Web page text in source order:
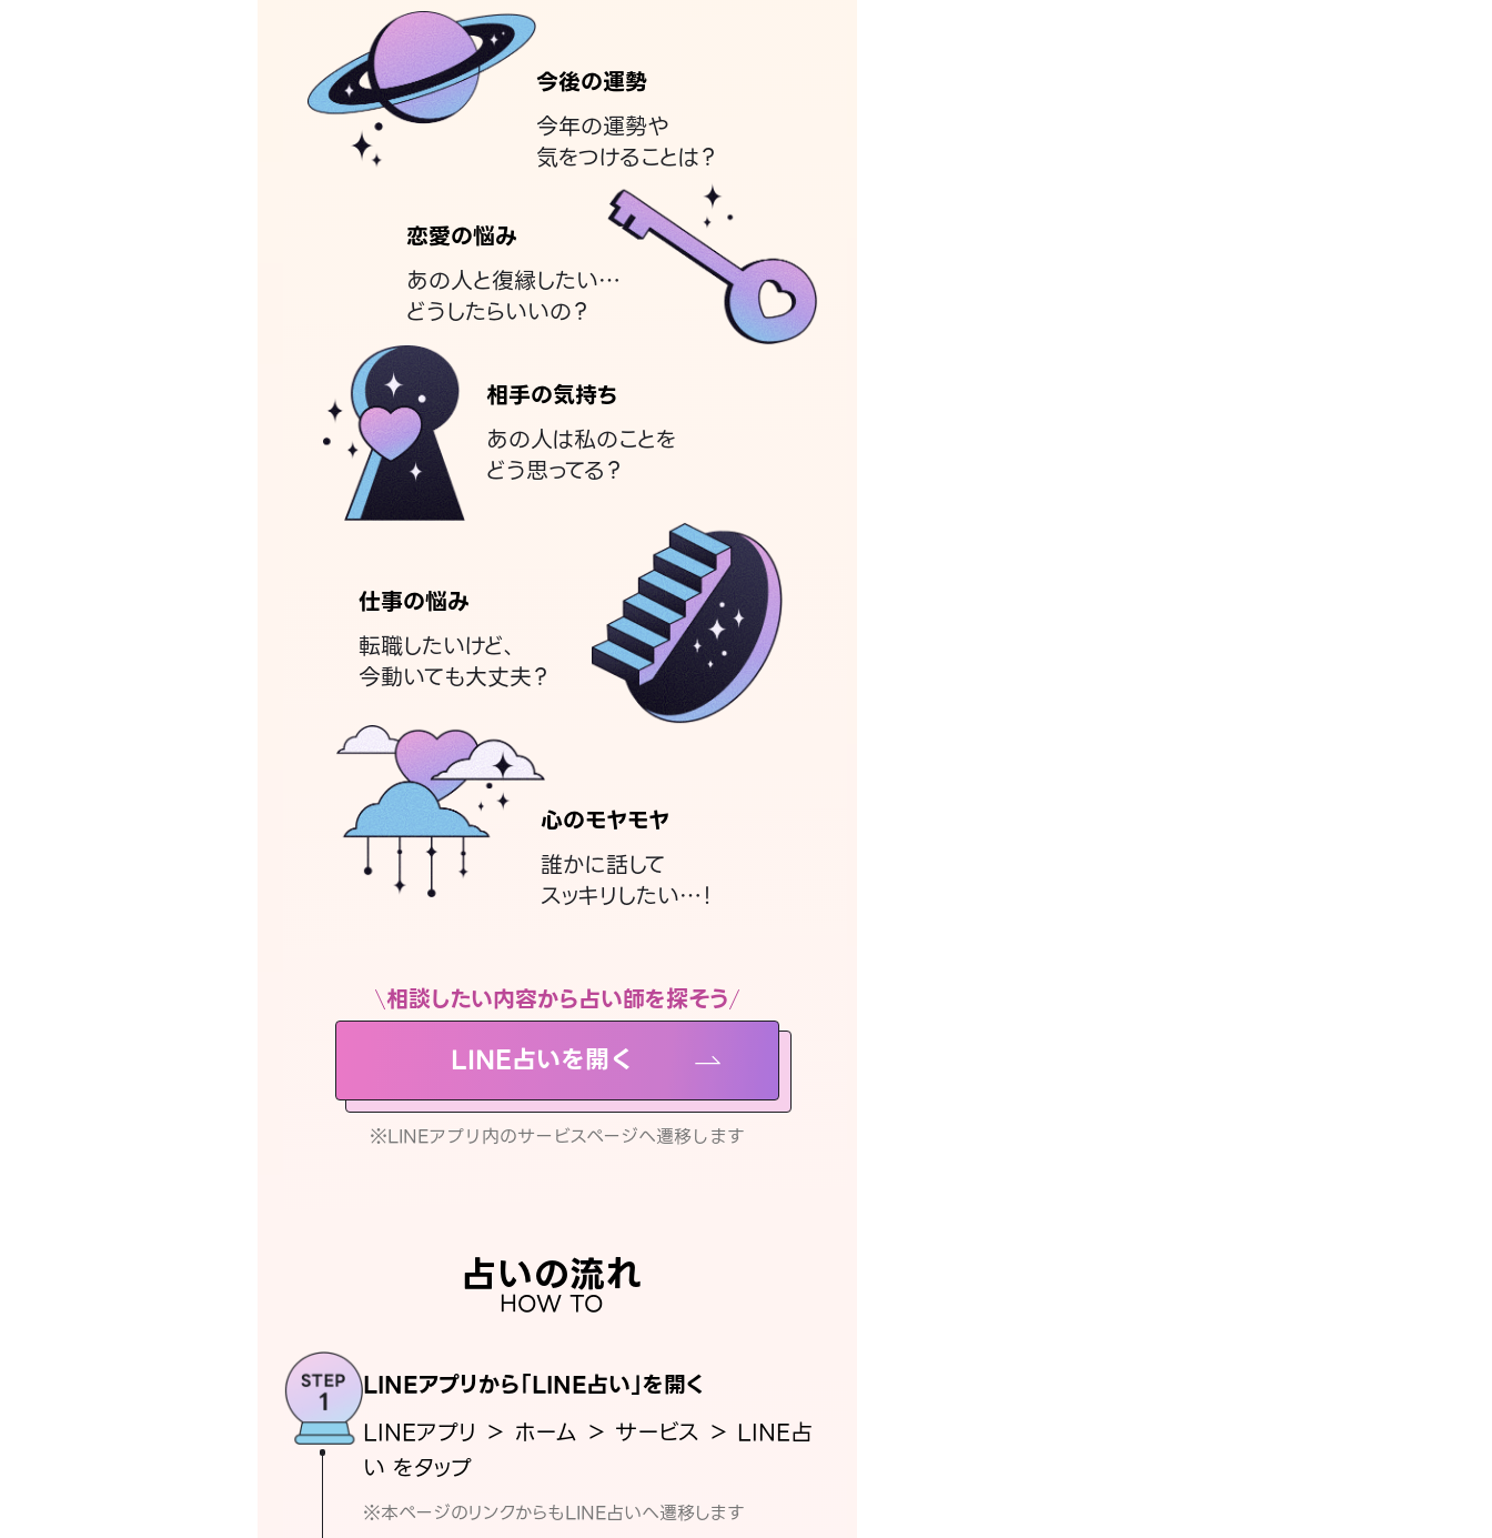
今後の運勢
今年の運勢や
気をつけることは？
恋愛の悩み
あの人と復縁したい…
どうしたらいいの？
相手の気持ち
あの人は私のことを
どう思ってる？
仕事の悩み
転職したいけど、
今動いても大丈夫？
心のモヤモヤ
誰かに話して
スッキリしたい…！
相談したい内容から占い師を探そう
LINE占いを開く
※LINEアプリ内のサービスページへ遷移します
占いの流れ
HOW TO
LINEアプリから「LINE占い」を開く
LINEアプリ ＞ ホーム ＞ サービス ＞ LINE占
い をタップ
※本ページのリンクからもLINE占いへ遷移します